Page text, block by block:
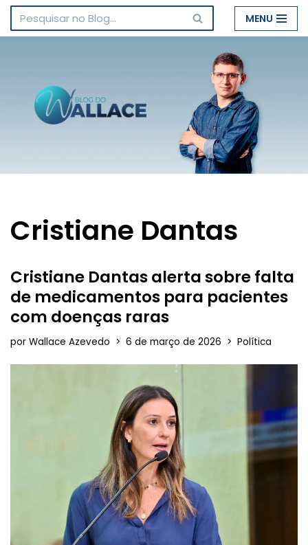
Pular
conteúdo
MENU
Cristiane Dantas
Cristiane Dantas alerta sobre falta
de medicamentos para pacientes
com doenças raras
por Wallace Azevedo 6 de março de 2026 Política